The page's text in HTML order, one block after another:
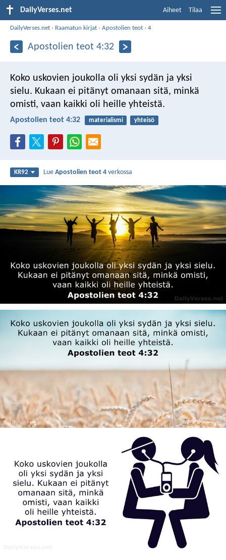
DailyVerses.net Aiheet Tilaa
DailyVerses.net › Raamatun kirjat ›Apostolien teot ›4
Apostolien teot 4:32
Koko uskovien joukolla oli yksi sydän ja yksi
sielu. Kukaan ei pitänyt omanaan sitä, minkä
omisti, vaan kaikki oli heille yhteistä.
Apostolien teot 4:32 materialismi yhteisö
KR92 LueApostolien teot 4 verkossa